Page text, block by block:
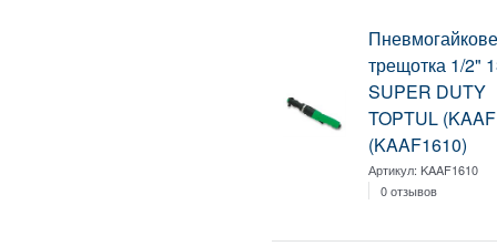
трещотка 1/2"
SUPER DUTY
TOPTUL
(KAAF1610)
Артикул:KAAF1610
0 отзывов